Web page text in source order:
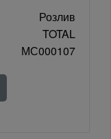
Розлив
TOTAL
МС000107